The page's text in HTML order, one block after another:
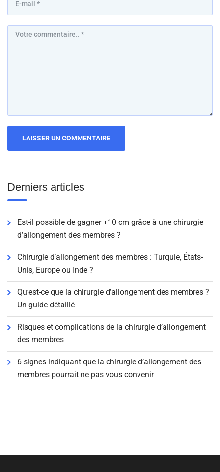
Derniers articles
Est-il possible de gagner +10 cm grâce à une chirurgie
d’allongement des membres ?
Chirurgie d’allongement des membres : Turquie, États-
Unis, Europe ou Inde ?
Qu’est-ce que la chirurgie d’allongement des membres ?
Un guide détaillé
Risques et complications de la chirurgie d’allongement
des membres
6 signes indiquant que la chirurgie d’allongement des
membres pourrait ne pas vous convenir